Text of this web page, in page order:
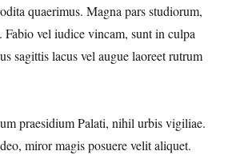
quaerimus. Magna pars studiorum,
Fabio vel iudice vincam, sunt in culpa
sagittis lacus vel augue laoreet rutrum
praesidium Palati, nihil urbis vigiliae.
miror magis posuere velit aliquet.